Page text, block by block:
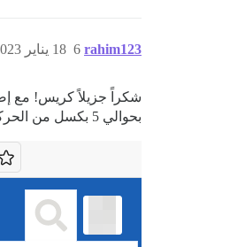
rahim123 18 يناير 2023، 1:06ص 6
بحوالي 5 بكسل من الحركة الأفقية: